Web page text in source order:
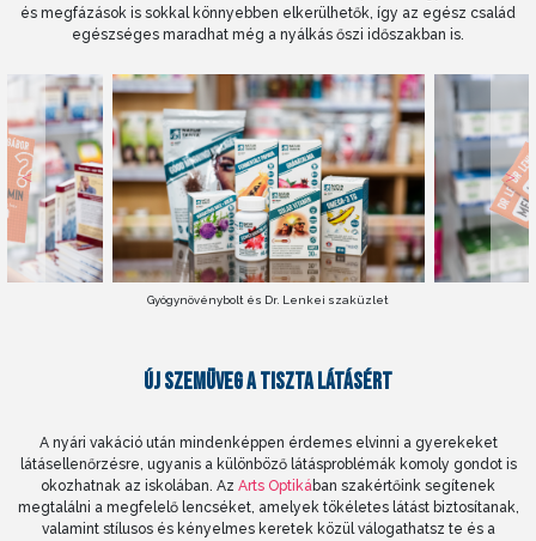
és megfázások is sokkal könnyebben elkerülhetők, így az egész család
egészséges maradhat még a nyálkás őszi időszakban is.
Gyógynövénybolt és Dr. Lenkei szaküzlet
ÚJ SZEMÜVEG A TISZTA LÁTÁSÉRT
A nyári vakáció után mindenképpen érdemes elvinni a gyerekeket
látásellenőrzésre, ugyanis a különböző látásproblémák komoly gondot is
okozhatnak az iskolában. Az Arts Optikában szakértőink segítenek
megtalálni a megfelelő lencséket, amelyek tökéletes látást biztosítanak,
valamint stílusos és kényelmes keretek közül válogathatsz te és a